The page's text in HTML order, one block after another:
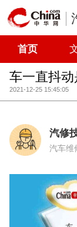
首页
车一直抖
2021-12-25 15:45:05
汽修
汽车维